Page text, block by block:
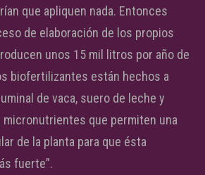
que apliquen nada. Entonces
de elaboración de los propios
unos 15 mil litros por año de
biofertilizantes están hechos a
de vaca, suero de leche y
micronutrientes que permiten una
de la planta para que ésta
fuerte”.